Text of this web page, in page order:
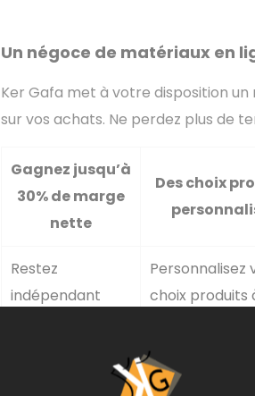
Un négoce de matériaux en
Ker Gafa met à votre disposition
sur vos achats. Ne perdez plus de
Gagnez jusqu’à
30% de marge
nette
Des choix
Restez
indépendant
Personnalisez
choix produits
impose !